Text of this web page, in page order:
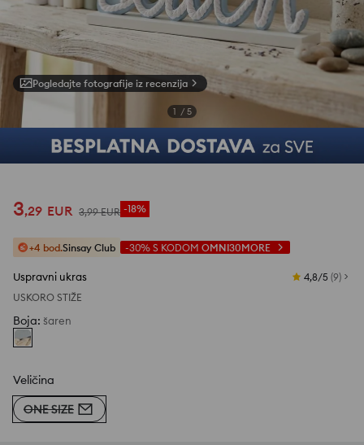
Pogledajte fotografije iz recenzija
1 / 5
3,29 EUR 3,99 EUR -18%
+4 bod.Sinsay Club -30% S KODOM OMNI30MORE
Uspravni ukras 4,8/5 (9)
USKORO STIŽE
Boja: šaren
Veličina
ONE SIZE